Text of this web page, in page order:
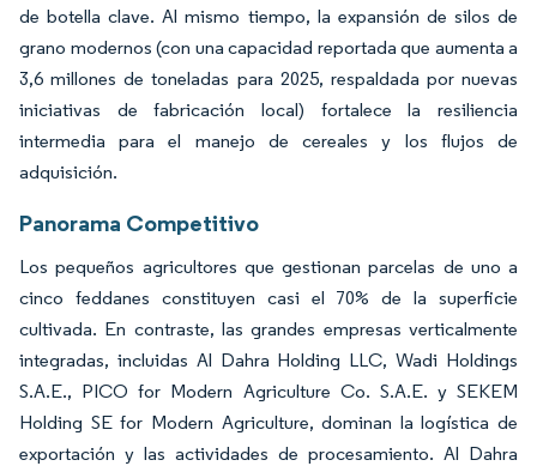
de botella clave. Al mismo tiempo, la expansión de silos de
grano modernos (con una capacidad reportada que aumenta a
3,6 millones de toneladas para 2025, respaldada por nuevas
iniciativas de fabricación local) fortalece la resiliencia
intermedia para el manejo de cereales y los flujos de
adquisición.
Panorama Competitivo
Los pequeños agricultores que gestionan parcelas de uno a
cinco feddanes constituyen casi el 70% de la superficie
cultivada. En contraste, las grandes empresas verticalmente
integradas, incluidas Al Dahra Holding LLC, Wadi Holdings
S.A.E., PICO for Modern Agriculture Co. S.A.E. y SEKEM
Holding SE for Modern Agriculture, dominan la logística de
exportación y las actividades de procesamiento. Al Dahra